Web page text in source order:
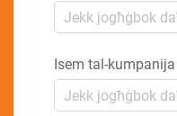
Isem tal-kumpanija